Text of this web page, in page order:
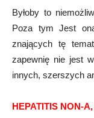
Byłoby to
Poza tym Jest
znających tę
zapewnię nie jest
innych, szerszych
HEPATITIS NON-